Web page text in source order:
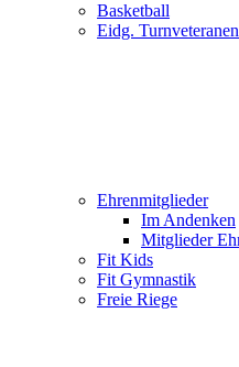
Basketball
Eidg.
Ehrenmitglieder
Im Andenken
Mitglieder
Fit Kids
Fit Gymnastik
Freie Riege